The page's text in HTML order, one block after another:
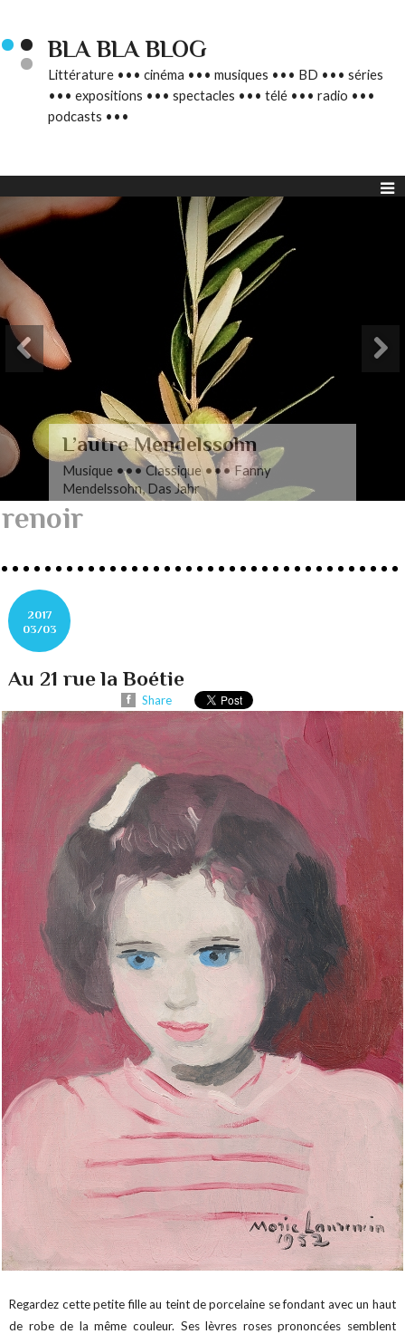
BLA BLA BLOG
Littérature ••• cinéma ••• musiques ••• BD ••• séries
••• expositions ••• spectacles ••• télé ••• radio •••
podcasts •••
L’autre Mendelssohn
Musique ••• Classique ••• Fanny
Mendelssohn, Das Jahr
renoir
2017
03/03
Au 21 rue la Boétie
Share
Regardez cette petite fille au teint de porcelaine se fondant avec un haut
de robe de la même couleur. Ses lèvres roses prononcées semblent